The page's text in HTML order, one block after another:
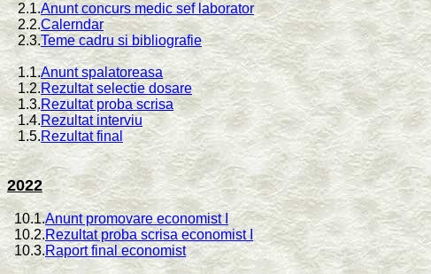
2.1.Anunt concurs medic sef laborator
2.2.Calerndar
2.3.Teme cadru si bibliografie
1.1.Anunt spalatoreasa
1.2.Rezultat selectie dosare
1.3.Rezultat proba scrisa
1.4.Rezultat interviu
1.5.Rezultat final
2022
10.1.Anunt promovare economist I
10.2.Rezultat proba scrisa economist I
10.3.Raport final economist